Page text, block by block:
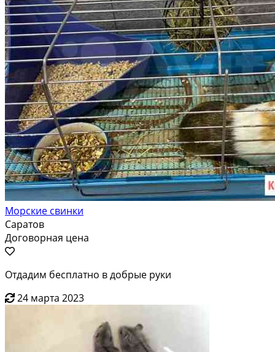
Морские свинки
Саратов
Договорная цена
Отдадим бесплатно в добрые руки
24 марта 2023